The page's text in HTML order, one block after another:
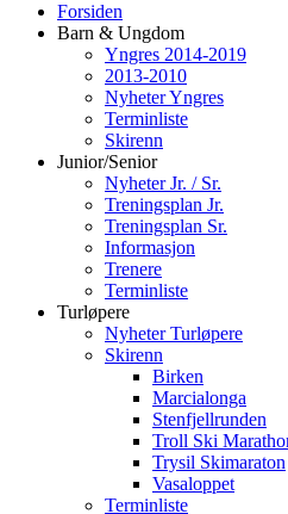
Forsiden
Barn & Ungdom
Yngres 2014-2019
2013-2010
Nyheter Yngres
Terminliste
Skirenn
Junior/Senior
Nyheter Jr. / Sr.
Treningsplan Jr.
Treningsplan Sr.
Informasjon
Trenere
Terminliste
Turløpere
Nyheter Turløpere
Skirenn
Birken
Marcialonga
Stenfjellrunden
Troll Ski
Trysil Skimaraton
Vasaloppet
Terminliste